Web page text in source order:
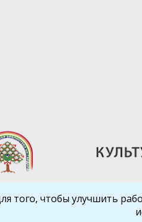
того, чтобы улучшить